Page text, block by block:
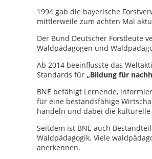
1994 gab die bayerische
mittlerweile zum achten Mal
Der Bund Deutscher Forstleute
Waldpädagogen und
Ab 2014 beeinflusste das
Standards für „Bildung für
BNE befähigt Lernende,
für eine bestandsfähige
handeln und dabei die kulturelle
Seitdem ist BNE auch
Waldpädagogik. Viele
anerkennen.